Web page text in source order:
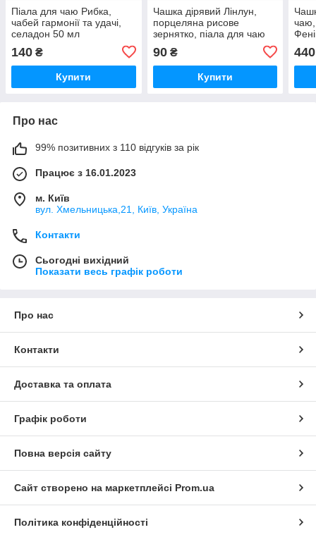
Піала для чаю Рибка,
чабей гармонії та удачі,
селадон 50 мл
140 ₴
Купити
Чашка дірявий Лінлун,
порцеляна рисове
зернятко, піала для чаю
90₴
Купити
чаю,
440
Про нас
99% позитивних з 110 відгуків за рік
Працює з 16.01.2023
м. Київ
вул. Хмельницька,21, Київ, Україна
Контакти
Сьогодні вихідний
Показати весь графік роботи
Про нас
Контакти
Доставка та оплата
Графік роботи
Повна версія сайту
Сайт створено на маркетплейсі Prom.ua
Політика конфіденційності